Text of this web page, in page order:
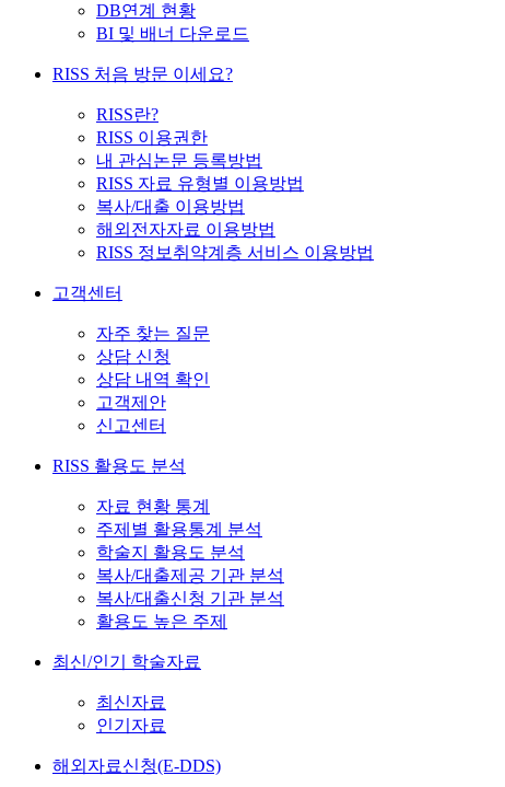
DB연계 현황
BI 및 배너 다운로드
RISS 처음 방문 이세요?
RISS란?
RISS 이용권한
내 관심논문 등록방법
RISS 자료 유형별 이용방법
복사/대출 이용방법
해외전자자료 이용방법
RISS 정보취약계층 서비스 이용방법
고객센터
자주 찾는 질문
상담 신청
상담 내역 확인
고객제안
신고센터
RISS 활용도 분석
자료 현황 통계
주제별 활용통계 분석
학술지 활용도 분석
복사/대출제공 기관 분석
복사/대출신청 기관 분석
활용도 높은 주제
최신/인기 학술자료
최신자료
인기자료
해외자료신청(E-DDS)